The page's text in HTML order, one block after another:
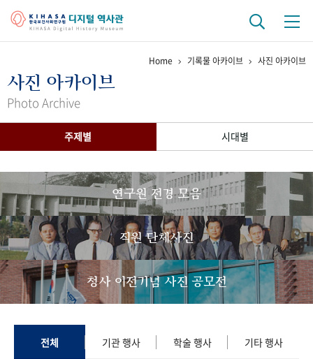
걸어온 길 기관 변천사
간행물 변천사
기록물 아카이브
사진 아카이브 문서 기록물 행정박물 영상 기록물
50+1 주년 기념
성과 50선 숫자로 보는 50년
세계와 함께 한 KIHASA
Home 기록물 아카이브 사진 아카이브
사진 아카이브
Photo Archive
주제별 시대별
연구원 전경 모음
직원 단체사진
청사 이전기념 사진 공모전
전체 기관 행사 학술 행사 기타 행사